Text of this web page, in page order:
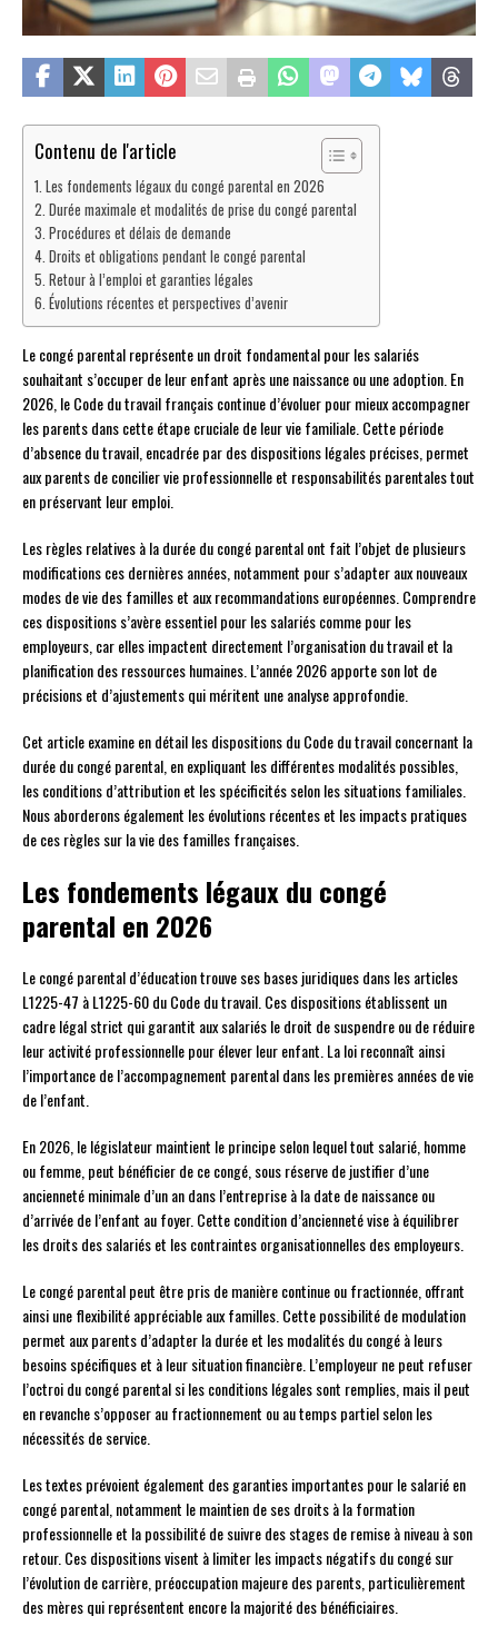
Contenu de l'article
Les fondements légaux du congé parental en 2026
Durée maximale et modalités de prise du congé parental
Procédures et délais de demande
Droits et obligations pendant le congé parental
Retour à l’emploi et garanties légales
Évolutions récentes et perspectives d’avenir
Le congé parental représente un droit fondamental pour les salariés
souhaitant s’occuper de leur enfant après une naissance ou une adoption. En
2026, le Code du travail français continue d’évoluer pour mieux accompagner
les parents dans cette étape cruciale de leur vie familiale. Cette période
d’absence du travail, encadrée par des dispositions légales précises, permet
aux parents de concilier vie professionnelle et responsabilités parentales tout
en préservant leur emploi.
Les règles relatives à la durée du congé parental ont fait l’objet de plusieurs
modifications ces dernières années, notamment pour s’adapter aux nouveaux
modes de vie des familles et aux recommandations européennes. Comprendre
ces dispositions s’avère essentiel pour les salariés comme pour les
employeurs, car elles impactent directement l’organisation du travail et la
planification des ressources humaines. L’année 2026 apporte son lot de
précisions et d’ajustements qui méritent une analyse approfondie.
Cet article examine en détail les dispositions du Code du travail concernant la
durée du congé parental, en expliquant les différentes modalités possibles,
les conditions d’attribution et les spécificités selon les situations familiales.
Nous aborderons également les évolutions récentes et les impacts pratiques
de ces règles sur la vie des familles françaises.
Les fondements légaux du congé
parental en 2026
Le congé parental d’éducation trouve ses bases juridiques dans les articles
L1225-47 à L1225-60 du Code du travail. Ces dispositions établissent un
cadre légal strict qui garantit aux salariés le droit de suspendre ou de réduire
leur activité professionnelle pour élever leur enfant. La loi reconnaît ainsi
l’importance de l’accompagnement parental dans les premières années de vie
de l’enfant.
En 2026, le législateur maintient le principe selon lequel tout salarié, homme
ou femme, peut bénéficier de ce congé, sous réserve de justifier d’une
ancienneté minimale d’un an dans l’entreprise à la date de naissance ou
d’arrivée de l’enfant au foyer. Cette condition d’ancienneté vise à équilibrer
les droits des salariés et les contraintes organisationnelles des employeurs.
Le congé parental peut être pris de manière continue ou fractionnée, offrant
ainsi une flexibilité appréciable aux familles. Cette possibilité de modulation
permet aux parents d’adapter la durée et les modalités du congé à leurs
besoins spécifiques et à leur situation financière. L’employeur ne peut refuser
l’octroi du congé parental si les conditions légales sont remplies, mais il peut
en revanche s’opposer au fractionnement ou au temps partiel selon les
nécessités de service.
Les textes prévoient également des garanties importantes pour le salarié en
congé parental, notamment le maintien de ses droits à la formation
professionnelle et la possibilité de suivre des stages de remise à niveau à son
retour. Ces dispositions visent à limiter les impacts négatifs du congé sur
l’évolution de carrière, préoccupation majeure des parents, particulièrement
des mères qui représentent encore la majorité des bénéficiaires.